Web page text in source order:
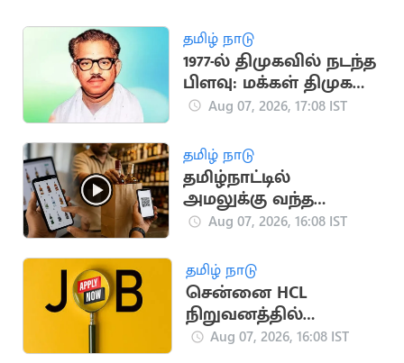
தமிழ் நாடு
1977-ல் திமுகவில் நடந்த
பிளவு: மக்கள் திமுக
உருவான வரலாறு!
Aug 07, 2026, 17:08 IST
தமிழ் நாடு
தமிழ்நாட்டில்
அமலுக்கு வந்த
ஆன்லைன் மது
தகவல்
Aug 07, 2026, 16:08 IST
தமிழ் நாடு
சென்னை HCL
நிறுவனத்தில்
வேலைவாய்ப்பு:
Aug 07, 2026, 16:08 IST